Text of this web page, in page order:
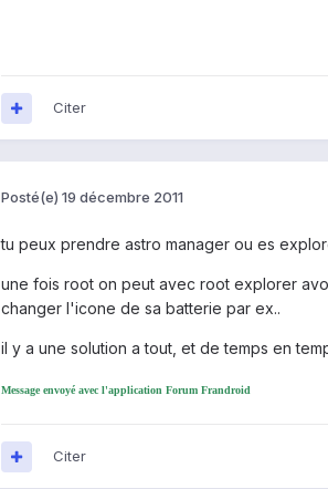
Citer
Posté(e) 19 décembre 2011
tu peux prendre astro manager ou es
une fois root on peut avec root explorer
changer l'icone de sa batterie par ex..
il y a une solution a tout, et de temps en
Message envoyé avec l'application Forum Frandroid
Citer